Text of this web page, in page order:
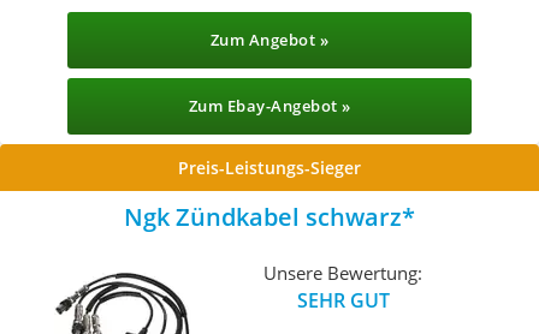
Zum Angebot »
Zum Ebay-Angebot »
Preis-Leistungs-Sieger
Ngk Zündkabel schwarz
Unsere Bewertung:
SEHR GUT